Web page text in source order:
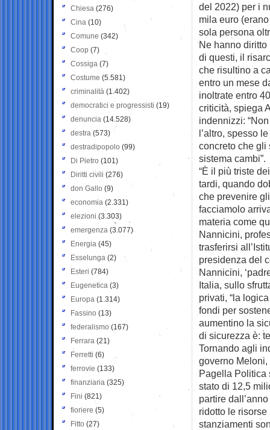
del 2022) per i
mila euro
sola persona
Ne hanno diritto
di questi, il
che risultino a
entro un mese
inoltrate entro
criticità, spiega
indennizzi:
l’altro, spesso
concreto che gli
sistema cambi”.
“È il più triste
tardi, quando
che prevenire
facciamolo
materia come
Nannicini,
trasferirsi
presidenza del
Nannicini,
Italia, sullo
privati, “la
fondi per
aumentino la
di sicurezza è:
Tornando agli
governo Meloni,
Pagella Politica
stato di 12,5
partire
ridotto le
stanziamenti
Chiesa (276)
Cina (10)
Comune (342)
Coop (7)
Cossiga (7)
Costume (5.581)
criminalità (1.402)
democratici e progressisti (19)
denuncia (14.528)
destra (573)
destradipopolo (99)
Di Pietro (101)
Diritti civili (276)
don Gallo (9)
economia (2.331)
elezioni (3.303)
emergenza (3.077)
Energia (45)
Esselunga (2)
Esteri (784)
Eugenetica (3)
Europa (1.314)
Fassino (13)
federalismo (167)
Ferrara (21)
Ferretti (6)
ferrovie (133)
finanziaria (325)
Fini (821)
fioriere (5)
Fitto (27)